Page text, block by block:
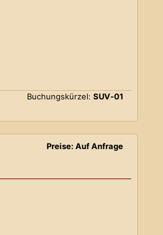
Buchungskürzel: SUV-01
Preise: Auf Anfrage